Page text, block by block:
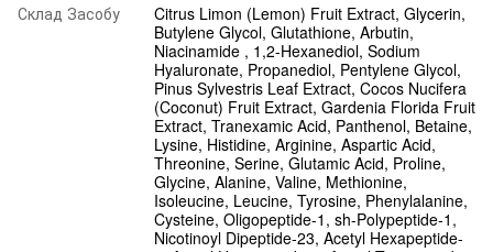
Склад Засобу
Citrus Limon (Lemon) Fruit Extract, Glycerin,
Butylene Glycol, Glutathione, Arbutin,
Niacinamide , 1,2-Hexanediol, Sodium
Hyaluronate, Propanediol, Pentylene Glycol,
Pinus Sylvestris Leaf Extract, Cocos Nucifera
(Coconut) Fruit Extract, Gardenia Florida Fruit
Extract, Tranexamic Acid, Panthenol, Betaine,
Lysine, Histidine, Arginine, Aspartic Acid,
Threonine, Serine, Glutamic Acid, Proline,
Glycine, Alanine, Valine, Methionine,
Isoleucine, Leucine, Tyrosine, Phenylalanine,
Cysteine, Oligopeptide-1, sh-Polypeptide-1,
Nicotinoyl Dipeptide-23, Acetyl Hexapeptide-